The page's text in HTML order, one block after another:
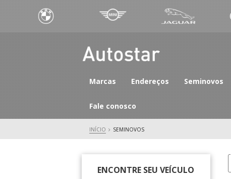
Marcas Endereços Seminovos
Fale conosco
INÍCIO SEMINOVOS
ENCONTRE SEU VEÍCULO